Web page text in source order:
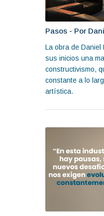
Pasos - Por
La obra de Daniel
sus inicios una
constructivismo,
constante a lo
artística.